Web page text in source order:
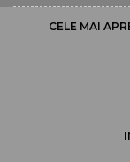
CELE MAI